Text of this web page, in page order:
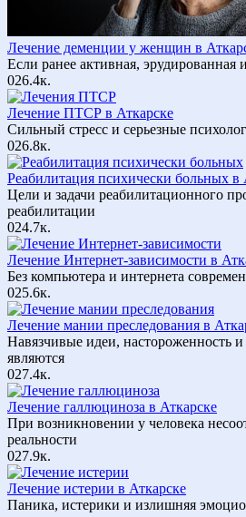
Лечение деменции у женщин в
Если ранее активная, эрудированная
026.4к.
Лечение ПТСР в Аткарске
Сильный стресс и серьезные
026.8к.
Реабилитация психически больных в
Цели и задачи реабилитационного
реабилитации
024.7к.
Лечение Интернет-зависимости в
Без компьютера и интернета
025.6к.
Лечение мании преследования в
Навязчивые идеи, настороженность
являются
027.4к.
Лечение галлюциноза в Аткарске
При возникновении у человека
реальности
027.9к.
Лечение истерии в Аткарске
Паника, истерики и излишняя